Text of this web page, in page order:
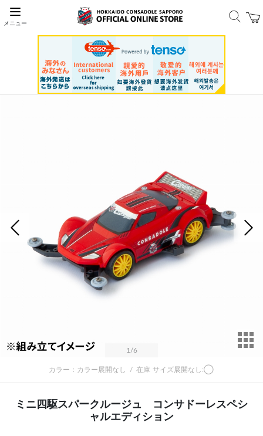
メニュー
前の画像
1 /6
カラー：カラー展開なし / 在庫 サイズ展開なし:◯
ミニ四駆スパークルージュ コンサドーレスペシ
ャルエディション